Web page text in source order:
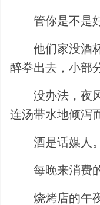
管你是不是
他们家没酒
醉拳出去，小部
没办法，夜
连汤带水地倾泻
酒是话媒人。
每晚来消费
烧烤店的午